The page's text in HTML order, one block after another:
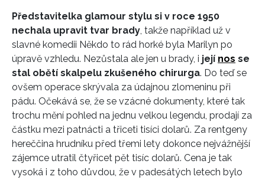
Představitelka glamour stylu si v roce 1950
nechala upravit tvar brady, takže například už v
slavné komedii Někdo to rád horké byla Marilyn po
úpravě vzhledu. Nezůstala ale jen u brady, i její nos se
stal obětí skalpelu zkušeného chirurga. Do teď se
ovšem operace skrývala za údajnou zlomeninu při
pádu. Očekává se, že se vzácné dokumenty, které tak
trochu mění pohled na jednu velkou legendu, prodají za
částku mezi patnácti a třiceti tisíci dolarů. Za rentgeny
hereččina hrudníku před třemi lety dokonce nejvážnější
zájemce utratil čtyřicet pět tisíc dolarů. Cena je tak
vysoká i z toho důvdou, že v padesátých letech bylo